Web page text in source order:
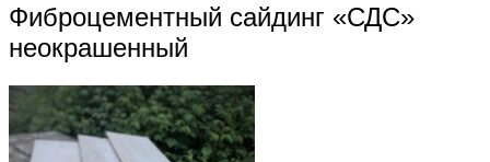
Фиброцементный сайдинг «СДС»
неокрашенный